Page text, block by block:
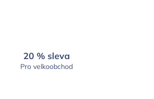
20 % sleva
Pro velkoobchod